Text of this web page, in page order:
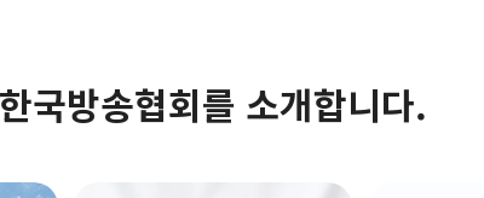
한국방송협회를 소개합니다.